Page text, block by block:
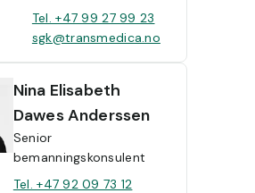
Tel. +47 99 27 99 23
sgk@transmedica.no
Nina Elisabeth
Dawes Anderssen
Senior
bemanningskonsulent
Tel. +47 92 09 73 12